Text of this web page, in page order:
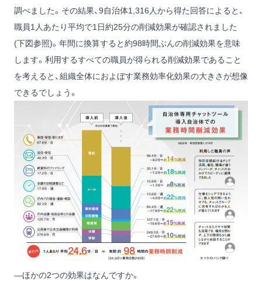
調べました。その結果、9自治体1,316人から得た回答によると、
職員1人あたり平均で1日約25分の削減効果が確認されました
(下図参照)。年間に換算すると約98時間ぶんの削減効果を意味
します。利用するすべての職員が得られる削減効果であること
を考えると、組織全体におよぼす業務効率化効果の大きさが想像
できるでしょう。
―ほかの2つの効果はなんですか。